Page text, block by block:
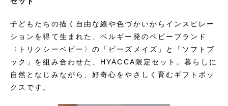
子どもたちの描く自由な線や色づかいからインスピレー
ションを得て生まれた、ベルギー発のベビーブランド
〈トリクシーベビー〉の「ビーズメイズ」と「ソフトブ
ック」を組み合わせた、HYACCA限定セット。暮らしに
自然となじみながら、好奇心をやさしく育むギフトボッ
クスです。